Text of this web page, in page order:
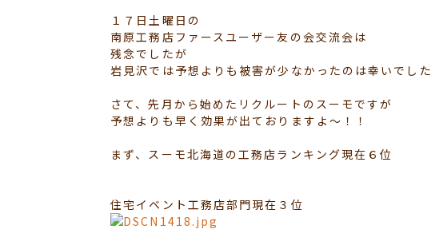
１７日土曜日の
南原工務店ファースユーザー友の会交流会は
残念でしたが
岩見沢では予想よりも被害が少なかったのは幸いでした
さて、先月から始めたリクルートのスーモですが
予想よりも早く効果が出ておりますよ～！！
まず、スーモ北海道の工務店ランキング現在６位
住宅イベント工務店部門現在３位